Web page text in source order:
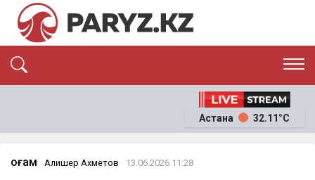
ЭКОНОМИКА
ОҚИҒА
Астана 32.11°C
Қоғам Алишер Ахметов 13.06.2026 11:28